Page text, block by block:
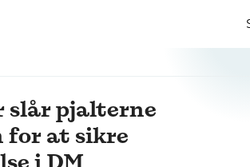
slår pjalterne
for at sikre